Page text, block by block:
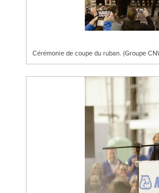
Cérémonie de coupe du ruban. (Groupe